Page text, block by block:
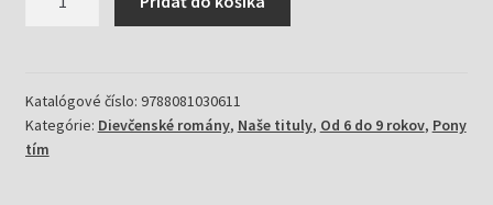
Pony
Tím
1
Katalógové číslo: 9788081030611
Kategórie: Dievčenské romány, Naše tituly, Od 6 do 9 rokov, Pony
tím